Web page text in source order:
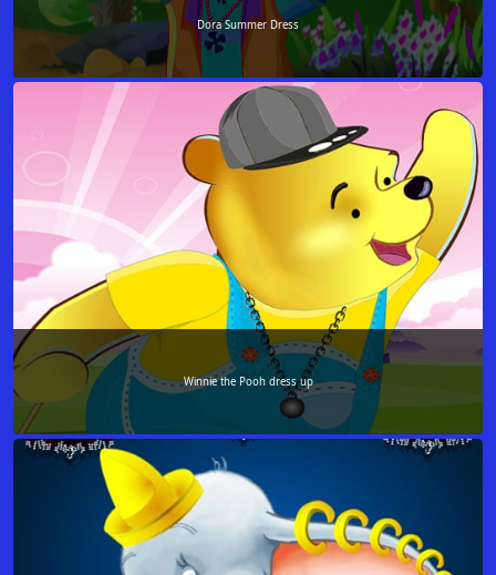
Dora Summer Dress
Winnie the Pooh dress up